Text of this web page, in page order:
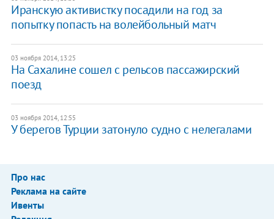
Иранскую активистку посадили на год за
попытку попасть на волейбольный матч
03 ноября 2014, 13:25
На Сахалине сошел с рельсов пассажирский
поезд
03 ноября 2014, 12:55
У берегов Турции затонуло судно с нелегалами
Про нас
Реклама на сайте
Ивенты